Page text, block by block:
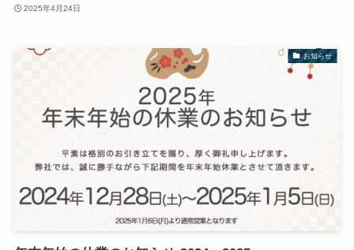
2025年4月24日
お知らせ